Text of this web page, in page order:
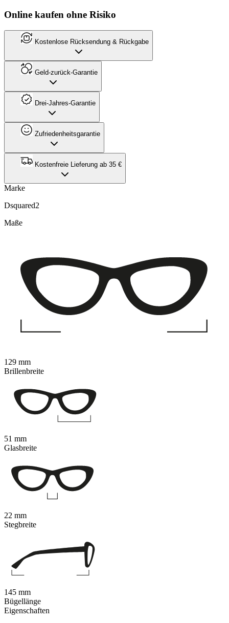
Online kaufen ohne Risiko
Kostenlose Rücksendung & Rückgabe
Geld-zurück-Garantie
Drei-Jahres-Garantie
Zufriedenheitsgarantie
Kostenfreie Lieferung ab 35 €
Marke
Dsquared2
Eigenschaften
Maße
129 mm
Brillenbreite
51 mm
Glasbreite
22 mm
Stegbreite
145 mm
Bügellänge